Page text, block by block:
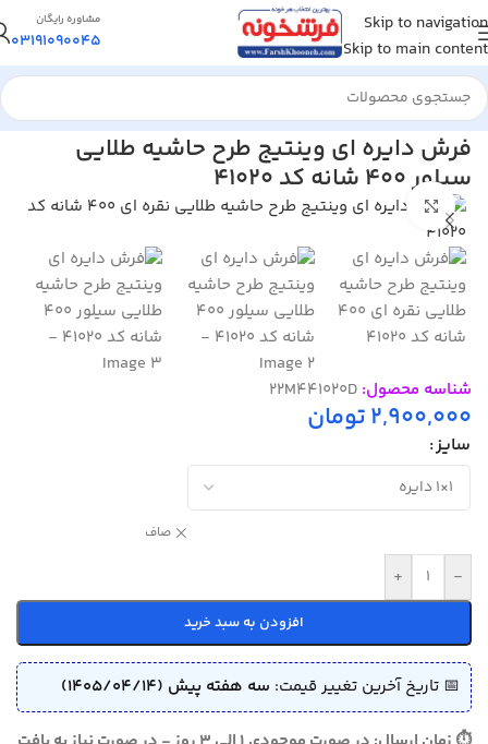
Skip to navigation
Skip to main content
مشاوره رایگان
03191090045
خانه/فرش گرد، بیضی
فرش دایره ای وینتیج طرح حاشیه طلایی
سیلور 400 شانه کد 41020
بزرگنمایی تصویر
شناسه محصول: 22M441020D
2,900,000تومان
سایز
صاف
-
+
افزودن به سبد خرید
📅 تاریخ آخرین تغییر قیمت: سه هفته پیش (1405/04/14)